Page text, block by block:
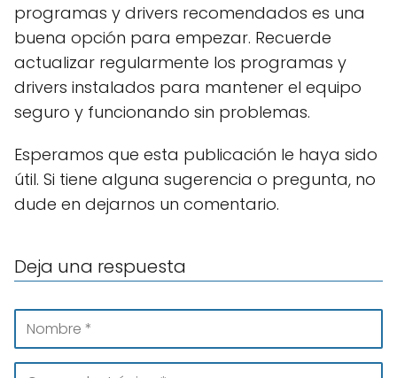
programas y drivers recomendados es una
buena opción para empezar. Recuerde
actualizar regularmente los programas y
drivers instalados para mantener el equipo
seguro y funcionando sin problemas.
Esperamos que esta publicación le haya sido
útil. Si tiene alguna sugerencia o pregunta, no
dude en dejarnos un comentario.
Deja una respuesta